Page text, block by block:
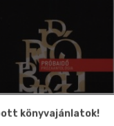
könyvajánlatok!